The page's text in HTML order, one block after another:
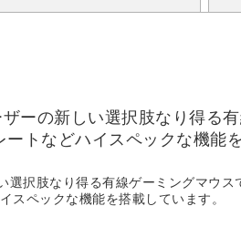
ーの新しい選択肢なり得る有
トなどハイスペックな機能
択肢なり得る有線ゲーミングマウス
ペックな機能を搭載しています。